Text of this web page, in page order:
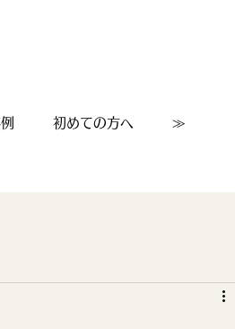
初めての方へ ≫